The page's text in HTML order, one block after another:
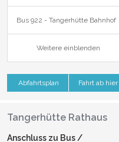
Bus 922 - Tangerhütte Bahnhof
Weitere einblenden
Abfahrtsplan Fahrt ab hier
Tangerhütte Rathaus
Anschluss zu Bus /